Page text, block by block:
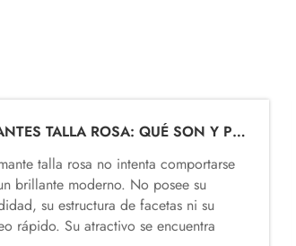
DIAMANTES TALLA ROSA: QUÉ SON Y POR QUÉ APARECEN EN TANTAS JOYAS ANTIGUAS
talla rosa no intenta comportarse
brillante moderno. No posee su
su estructura de facetas ni su
rápido. Su atractivo se encuentra